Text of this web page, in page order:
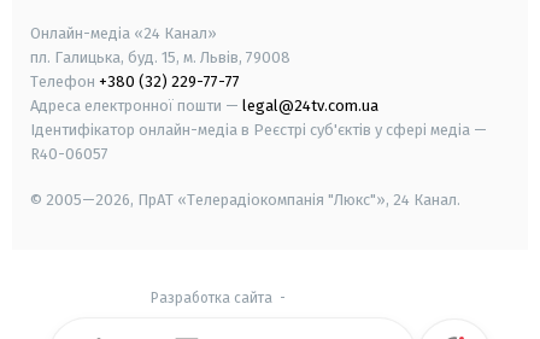
Онлайн-медіа «24 Канал»
пл. Галицька, буд. 15, м. Львів, 79008
Телефон +380 (32) 229-77-77
Адреса електронної пошти — legal@24tv.com.ua
Ідентифікатор онлайн-медіа в Реєстрі суб'єктів у сфері медіа —
R40-06057
© 2005—2026, ПрАТ «Телерадіокомпанія "Люкс"», 24 Канал.
Разработка сайта -